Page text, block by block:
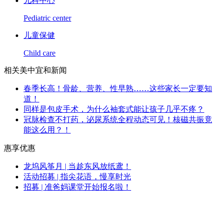
Pediatric center
儿童保健
Child care
相关美中宜和新闻
春季长高！骨龄、营养、性早熟……这些家长一定要知
道！
同样是包皮手术，为什么袖套式能让孩子几乎不疼？
冠脉检查不打药，泌尿系统全程动态可见！核磁共振竟
能这么用？！
惠享优惠
龙坞风筝月 | 当趁东风放纸鸢！
活动招募 | 指尖花语，慢享时光
招募 | 准爸妈课堂开始报名啦！